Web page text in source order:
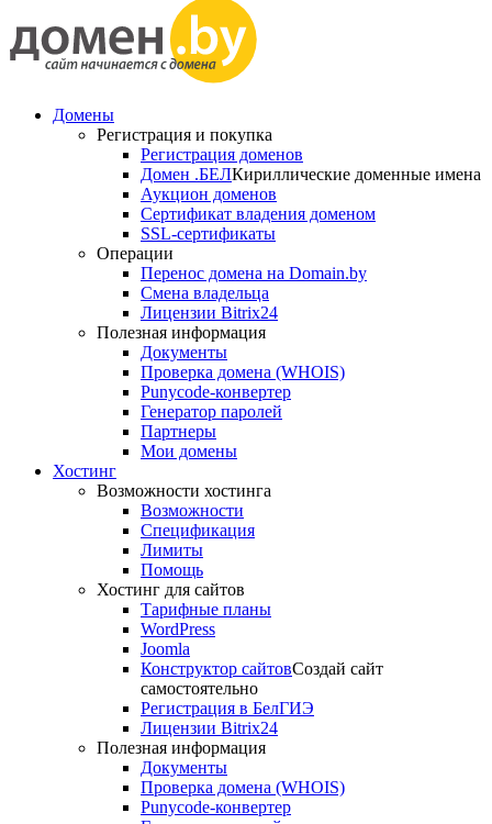
Домены
Регистрация и покупка
Регистрация доменов
Домен .БЕЛКириллические доменные имена
Аукцион доменов
Сертификат владения доменом
SSL-сертификаты
Операции
Перенос домена на Domain.by
Смена владельца
Лицензии Bitrix24
Полезная информация
Документы
Проверка домена (WHOIS)
Punycode-конвертер
Генератор паролей
Партнеры
Мои домены
Хостинг
Возможности хостинга
Возможности
Спецификация
Лимиты
Помощь
Хостинг для сайтов
Тарифные планы
WordPress
Joomla
Конструктор сайтовСоздай сайт
самостоятельно
Регистрация в БелГИЭ
Лицензии Bitrix24
Полезная информация
Документы
Проверка домена (WHOIS)
Punycode-конвертер